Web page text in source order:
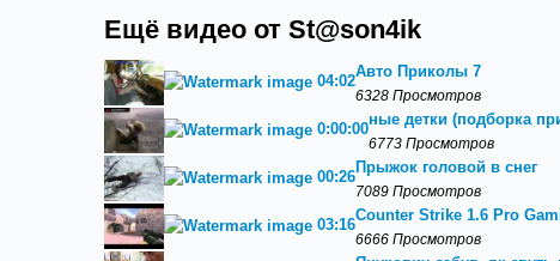
Ещё видео от St@son4ik
04:02
Авто Приколы 7
6328 Просмотров
0:00:00
ные детки (подборка
6773 Просмотров
00:26
Прыжок головой в снег
7089 Просмотров
03:16
Counter Strike 1.6 Pro
6666 Просмотров